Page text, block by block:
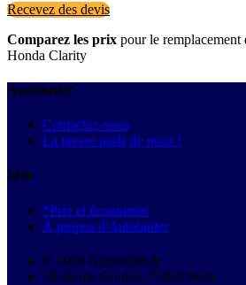
Recevez des devis
Comparez les prix pour le
Honda Clarity
Autobutler
Contactez-nous
La presse parle de nous !
Info
*Prix et économies
À propos d'Autobutler
© 2026 Autobutler.fr
18-26 rue Goubet, 75019 Paris